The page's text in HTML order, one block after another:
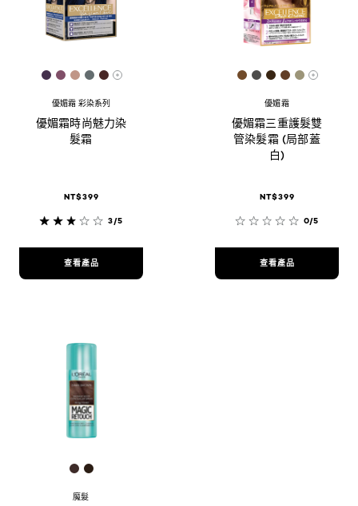
[Color]: #45314d
[Color]: #804f68
[Color]: #c09687
[Color]: #646d6f
[Color]: #482726
More shades are available
優媚霜 彩染系列
優媚霜時尚魅力染
髮霜
NT$399
3/5
查看產品
[Color]: #714B2A
[Color]:
[Color]:
[Color]:
[Color]:
More
優媚霜
優媚霜三重護髮雙
管染髮霜 (局部蓋
白)
NT$399
0/5
查看產品
[Color]: #3e2c29
[Color]: #2b1d14
魔髮